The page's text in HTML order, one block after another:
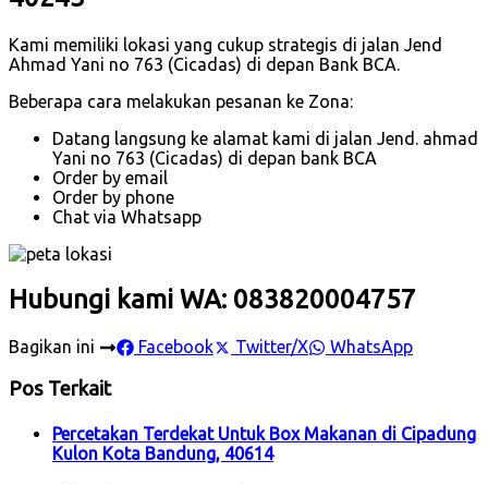
Kami memiliki lokasi yang cukup strategis di jalan Jend
Ahmad Yani no 763 (Cicadas) di depan Bank BCA.
Beberapa cara melakukan pesanan ke Zona:
Datang langsung ke alamat kami di jalan Jend. ahmad
Yani no 763 (Cicadas) di depan bank BCA
Order by email
Order by phone
Chat via Whatsapp
Hubungi kami WA: 083820004757
Bagikan ini Facebook Twitter/X WhatsApp
Pos Terkait
Percetakan Terdekat Untuk Box Makanan di Cipadung
Kulon Kota Bandung, 40614